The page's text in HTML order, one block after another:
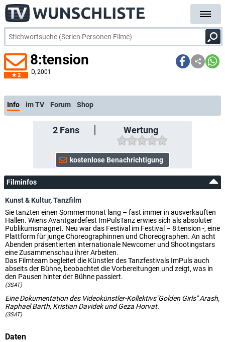
2
8:tension
D, 2001
Info im TV Forum Shop
2Fans Wertung
Filminfos
Kunst & Kultur,Tanzfilm
Sie tanzten einen Sommermonat lang – fast immer in ausverkauften
Hallen. Wiens Avantgardefest ImPulsTanz erwies sich als absoluter
Publikumsmagnet. Neu war das Festival im Festival – 8:tension -, eine
Plattform für junge Choreographinnen und Choreographen. An acht
Abenden präsentierten internationale Newcomer und Shootingstars
eine Zusammenschau ihrer Arbeiten.
Das Filmteam begleitet die Künstler des Tanzfestivals ImPuls auch
abseits der Bühne, beobachtet die Vorbereitungen und zeigt, was in
den Pausen hinter der Bühne passiert.
(3SAT)
Eine Dokumentation des Videokünstler-Kollektivs"Golden Girls" Arash,
Raphael Barth, Kristian Davidek und Geza Horvat.
(3SAT)
Daten